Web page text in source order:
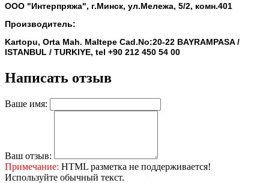
ООО "Интерпряжа", г.Минск, ул.Мележа, 5/2, комн.401
Производитель:
Kartopu, Orta Mah. Maltepe Cad.No:20-22 BAYRAMPASA /
ISTANBUL / TURKIYE, tel +90 212 450 54 00
Написать отзыв
Ваше имя:
Ваш отзыв:
Примечание: HTML разметка не поддерживается!
Используйте обычный текст.